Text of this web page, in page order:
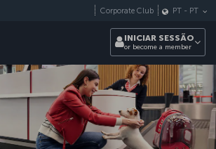
Corporate Club PT - PT
INICIAR SESSÃO
or become a member